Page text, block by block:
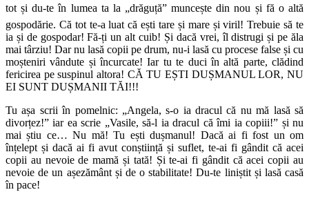
tot și du-te în lumea ta la „drăguță” muncește din nou și fă o altă
gospodărie. Că tot te-a luat că ești tare și mare și viril! Trebuie să te
ia și de gospodar! Fă-ți un alt cuib! Și dacă vrei, îl distrugi și pe ăla
mai târziu! Dar nu lasă copii pe drum, nu-i lasă cu procese false și cu
moșteniri vândute și încurcate! Iar tu te duci în altă parte, clădind
fericirea pe suspinul altora! CĂ TU EȘTI DUȘMANUL LOR, NU
EI SUNT DUȘMANII TĂI!!!
Tu așa scrii în pomelnic: „Angela, s-o ia dracul că nu mă lasă să
divorțez!” iar ea scrie „Vasile, să-l ia dracul că îmi ia copiii!” și nu
mai știu ce… Nu mă! Tu ești dușmanul! Dacă ai fi fost un om
înțelept și dacă ai fi avut conștiință și suflet, te-ai fi gândit că acei
copii au nevoie de mamă și tată! Și te-ai fi gândit că acei copii au
nevoie de un așezământ și de o stabilitate! Du-te liniștit și lasă casă
în pace!